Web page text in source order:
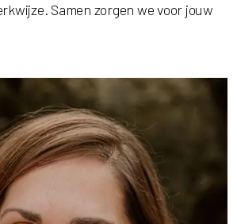
Samen zorgen we voor jouw